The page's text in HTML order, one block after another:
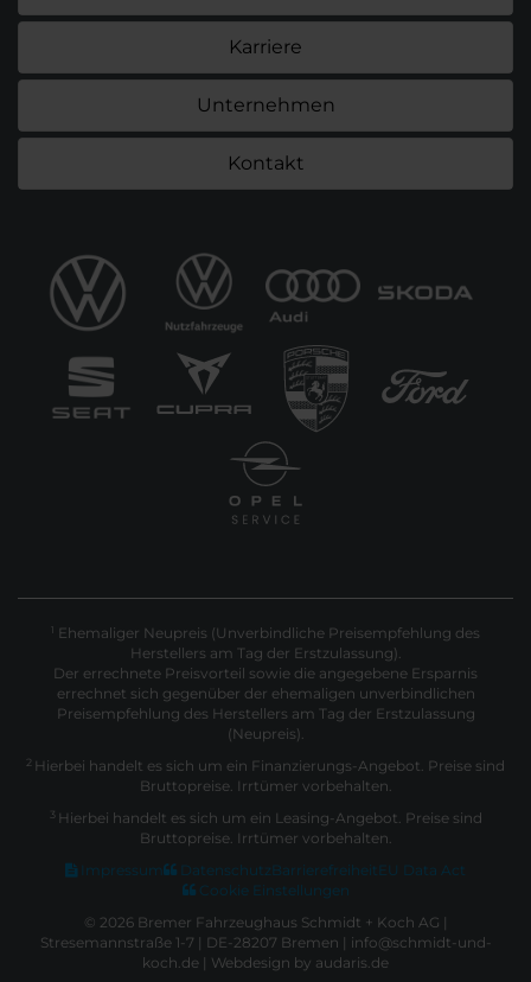
Karriere
Unternehmen
Kontakt
1 Ehemaliger Neupreis (Unverbindliche Preisempfehlung des
Herstellers am Tag der Erstzulassung).
Der errechnete Preisvorteil sowie die angegebene Ersparnis
errechnet sich gegenüber der ehemaligen unverbindlichen
Preisempfehlung des Herstellers am Tag der Erstzulassung
(Neupreis).
2 Hierbei handelt es sich um ein Finanzierungs-Angebot. Preise sind
Bruttopreise. Irrtümer vorbehalten.
3 Hierbei handelt es sich um ein Leasing-Angebot. Preise sind
Bruttopreise. Irrtümer vorbehalten.
Impressum
Datenschutz Barrierefreiheit EU Data Act
Cookie Einstellungen
© 2026 Bremer Fahrzeughaus Schmidt + Koch AG |
Stresemannstraße 1-7 | DE-28207 Bremen | info@schmidt-und-
koch.de | Webdesign by audaris.de